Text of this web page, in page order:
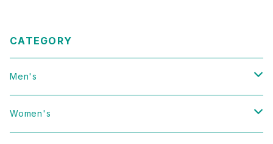
CATEGORY
Men's
Vintage
Women's